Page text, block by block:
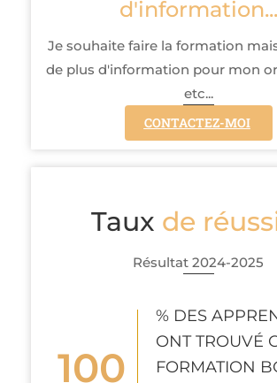
d'information...
Je souhaite faire la formation
de plus d'information pour mon
etc...
CONTACTEZ-MOI
Taux de
Résultat 2024-2025
100
% DES
ONT TROUVÉ
FORMATION